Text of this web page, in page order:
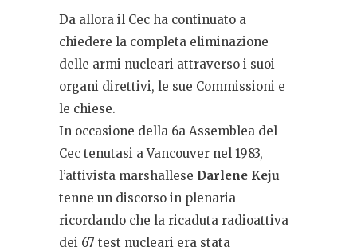
Da allora il Cec ha continuato a
chiedere la completa eliminazione
delle armi nucleari attraverso i suoi
organi direttivi, le sue Commissioni e
le chiese.
In occasione della 6a Assemblea del
Cec tenutasi a Vancouver nel 1983,
l’attivista marshallese Darlene Keju
tenne un discorso in plenaria
ricordando che la ricaduta radioattiva
dei 67 test nucleari era stata